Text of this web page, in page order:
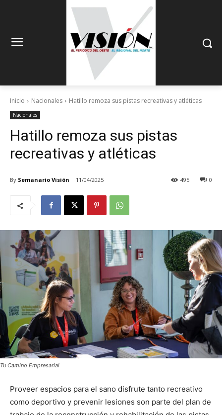
Inicio Nacionales Hatillo remoza sus pistas recreativas y atléticas
Nacionales
Hatillo remoza sus pistas
recreativas y atléticas
By Semanario Visión 11/04/2025 0
495
Tu Camino Empresarial
Proveer espacios para el sano disfrute tanto recreativo
como deportivo y prevenir lesiones son parte del plan de